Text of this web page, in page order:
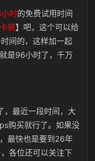
时的免费试用时间
顿】吧，这个可以给
间的，这样加一起
是96小时了，千万
，最近一段时间，大
购买就行了。如果没
最快也是要到26年
各位还可以关注下